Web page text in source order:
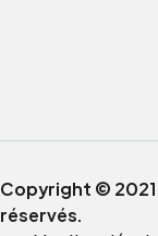
Copyright ©
réservés.